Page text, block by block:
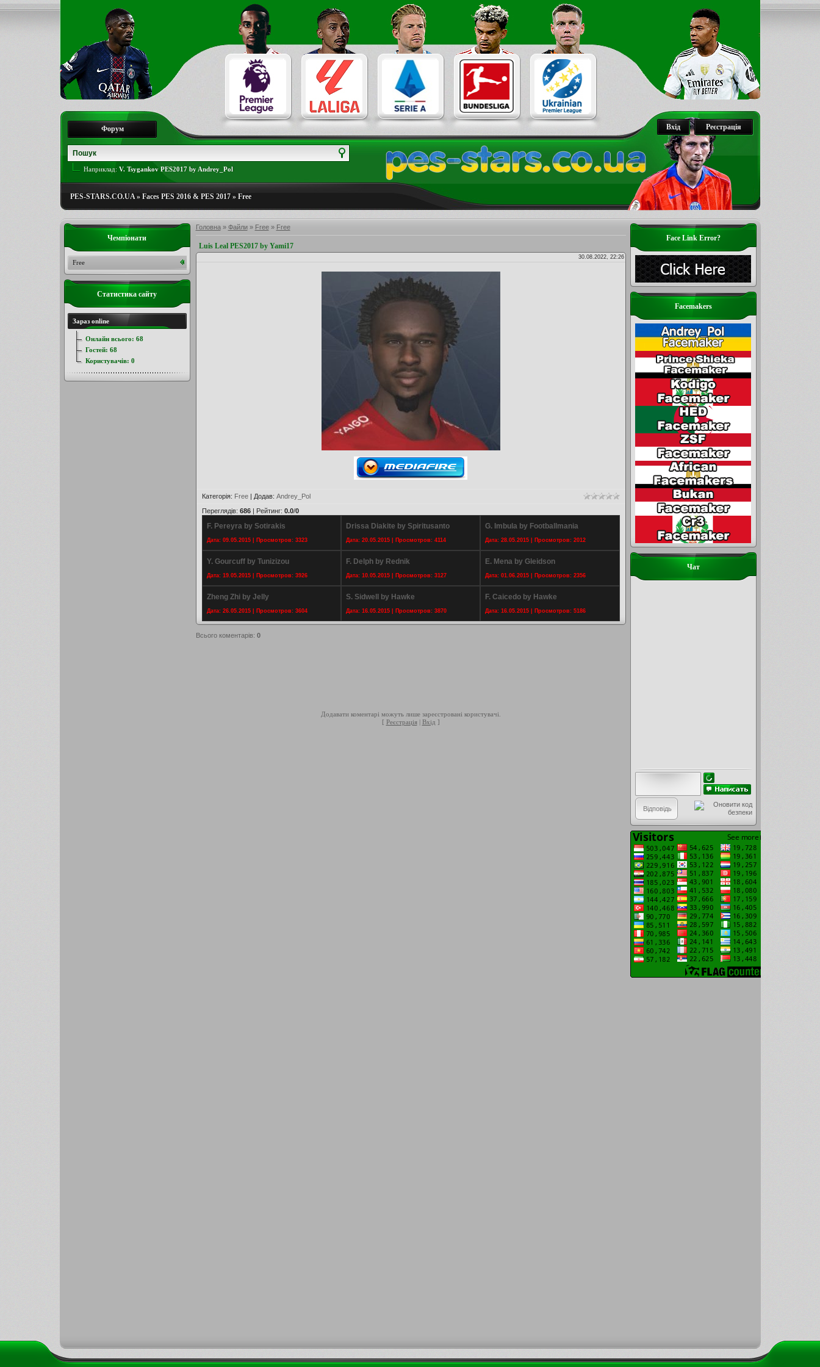
Реєстрація
Вхід
Форум
Наприклад: V. Tsygankov PES2017 by Andrey_Pol
PES-STARS.CO.UA» Faces PES 2016 & PES 2017» Free
Головна» Файли» Free» Free
Luis Leal PES2017 by Yami17
30.08.2022, 22:26
Категорія: Free| Додав: Andrey_Pol
Переглядів: 686| Рейтинг: 0.0/0
F. Pereyra by Sotirakis
Дата: 09.05.2015 | Просмотров: 3323
Drissa Diakite by Spiritusanto
Дата: 20.05.2015 | Просмотров: 4114
G. Imbula by Footballmania
Дата: 28.05.2015 | Просмотров: 2012
Y. Gourcuff by Tunizizou
Дата: 19.05.2015 | Просмотров: 3926
F. Delph by Rednik
Дата: 10.05.2015 | Просмотров: 3127
E. Mena by Gleidson
Дата: 01.06.2015 | Просмотров: 2356
Zheng Zhi by Jelly
Дата: 26.05.2015 | Просмотров: 3604
S. Sidwell by Hawke
Дата: 16.05.2015 | Просмотров: 3870
F. Caicedo by Hawke
Дата: 16.05.2015 | Просмотров: 5186
Всього коментарів: 0
Додавати коментарі можуть лише зареєстровані користувачі.
[ Реєстрація| Вхід ]
Face Link Error?
Facemakers
Чат
Чемпіонати
Free
Статистика сайту
Зараз online
Онлайн всього: 68
Гостей: 68
Користувачів: 0